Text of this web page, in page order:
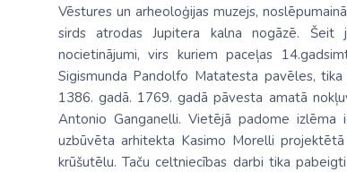
Vēstures un arheoloģijas muzejs,
sirds atrodas Jupitera kalna nogāzē. Šeit
nocietinājumi, virs kuriem paceļas
Sigismunda Pandolfo Matatesta pavēles,
1386. gadā. 1769. gadā pāvesta amatā
Antonio Ganganelli. Vietējā padome
uzbūvēta arhitekta Kasimo Morelli
krūšutēlu. Taču celtniecības darbi tika